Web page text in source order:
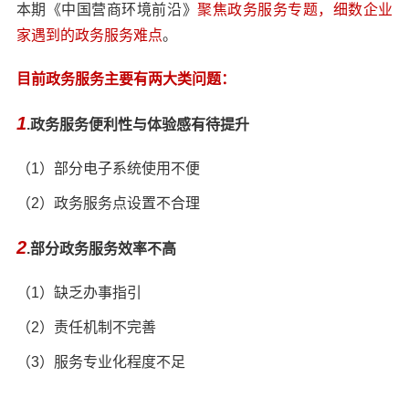
本期《中国营商环境前沿》聚焦政务服务专题，细数企业
家遇到的政务服务难点。
目前政务服务主要有两大类问题：
1.政务服务便利性与体验感有待提升
（1）部分电子系统使用不便
（2）政务服务点设置不合理
2.部分政务服务效率不高
（1）缺乏办事指引
（2）责任机制不完善
（3）服务专业化程度不足